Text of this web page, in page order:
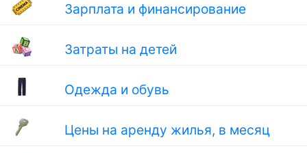
Зарплата и финансирование
Затраты на детей
Одежда и обувь
Цены на аренду жилья, в месяц